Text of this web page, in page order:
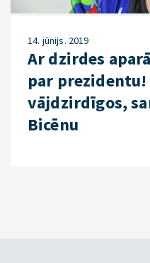
14. jūnijs. 2019
Ar dzirdes
par
vājdzirdīgos,
Bicēnu